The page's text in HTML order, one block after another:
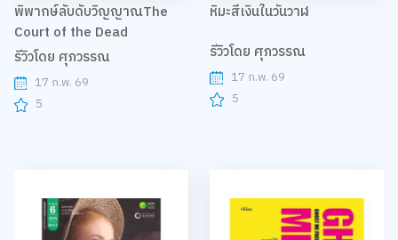
พิพากษ์ลับดับวิญญาณThe
Court of the Dead
รีวิวโดย ศุภวรรณ
17 ก.พ. 69
5
หิมะสีเงินในวันวาฬ
รีวิวโดย ศุภวรรณ
17 ก.พ. 69
5